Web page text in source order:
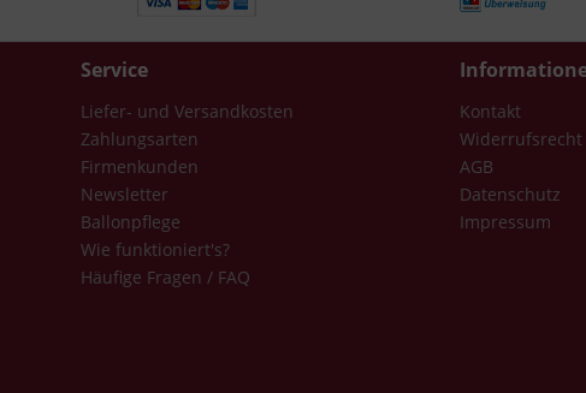
Service
Liefer- und Versandkosten
Zahlungsarten
Firmenkunden
Newsletter
Ballonpflege
Wie funktioniert's?
Häufige Fragen / FAQ
Kontakt
Widerrufsrecht
AGB
Datenschutz
Impressum